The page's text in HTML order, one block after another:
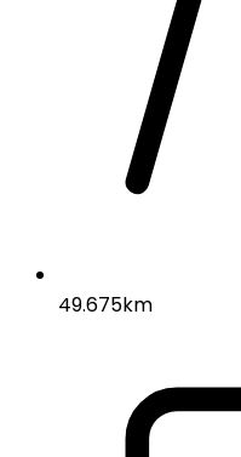
49.675km